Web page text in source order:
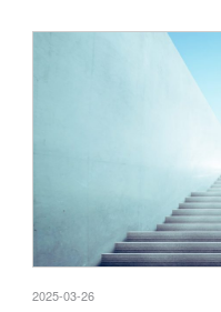
2025-03-26